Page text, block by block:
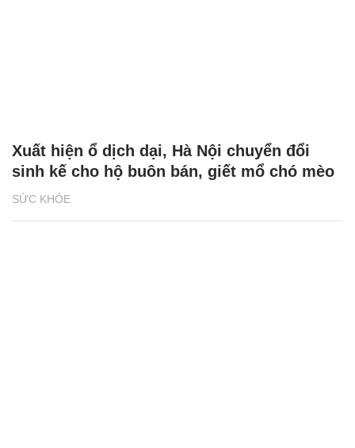
SỨC KHỎE
Xuất hiện ổ dịch dại, Hà Nội chuyển đổi
sinh kế cho hộ buôn bán, giết mổ chó mèo